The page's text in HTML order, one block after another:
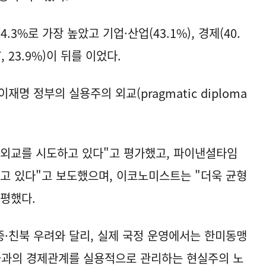
로 가장 높았고 기업·산업(43.1%), 경제(40.
23.9%)이 뒤를 이었다.
재명 정부의 실용주의 외교(pragmatic diploma
교를 시도하고 있다"고 평가했고, 파이낸셜타임
있다"고 보도했으며, 이코노미스트는 "더욱 균형
했다.
친북 우려와 달리, 실제 국정 운영에서는 한미동맹
의 경제관계를 실용적으로 관리하는 현실주의 노